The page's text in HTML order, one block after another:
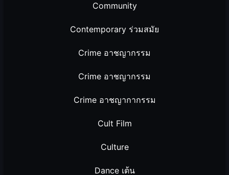
Community
Contemporary ร่วมสมัย
Crime อาชญากรรม
Crime อาชญากรรม
Crime อาชญากากรรม
Cult Film
Culture
Dance เต้น